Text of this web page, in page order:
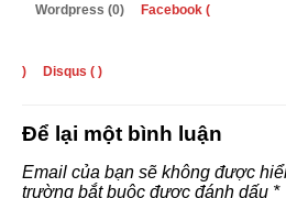
Wordpress (0) Facebook (
) Disqus ( )
Để lại một bình luận
Email của bạn sẽ không được
trường bắt buộc được đánh dấu *